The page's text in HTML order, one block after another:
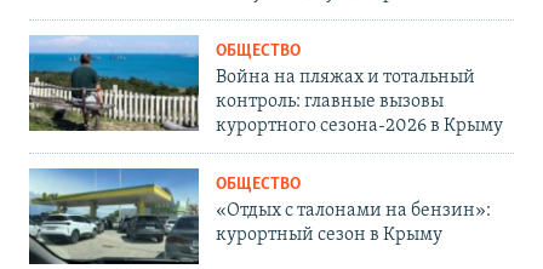
ОБЩЕСТВО
Война на пляжах и тотальный
контроль: главные вызовы
курортного сезона-2026 в Крыму
ОБЩЕСТВО
«Отдых с талонами на бензин»:
курортный сезон в Крыму